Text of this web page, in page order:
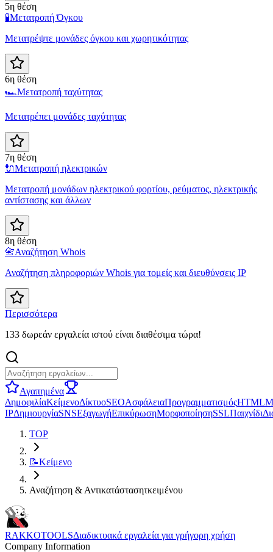
5η θέση
🧪Μετατροπή Όγκου
Μετατρέψτε μονάδες όγκου και χωρητικότητας
6η θέση
🏎️Μετατροπή ταχύτητας
Μετατρέπει μονάδες ταχύτητας
7η θέση
🔌Μετατροπή ηλεκτρικών
Μετατροπή μονάδων ηλεκτρικού φορτίου, ρεύματος, ηλεκτρικής
αντίστασης και άλλων
8η θέση
📇Αναζήτηση Whois
Αναζήτηση πληροφοριών Whois για τομείς και διευθύνσεις IP
Περισσότερα
133 δωρεάν εργαλεία ιστού είναι διαθέσιμα τώρα!
Αγαπημένα
ΔημοφιλίαΚείμενοΔίκτυοSEOΑσφάλειαΠρογραμματισμόςHTML
IPΔημιουργίαSNSΕξαγωγήΕπικύρωσηΜορφοποίησηSSLΠαιχνίδι
TOP
📝Κείμενο
Αναζήτηση & Αντικατάστασητκειμένου
RAKKOTOOLSΔιαδικτυακά εργαλεία για γρήγορη χρήση
Company Information